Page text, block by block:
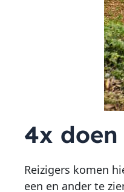
4x
Reizigers komen
een en ander te